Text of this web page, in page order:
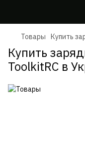
Товары Купить
Купить
ToolkitRC в